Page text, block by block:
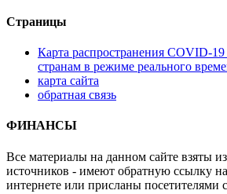
Страницы
Карта распространения COVID-19
странам в режиме реального
карта сайта
обратная связь
ФИНАНСЫ
Все материалы на данном сайте взяты
источников - имеют обратную ссылку
интернете или присланы посетителями